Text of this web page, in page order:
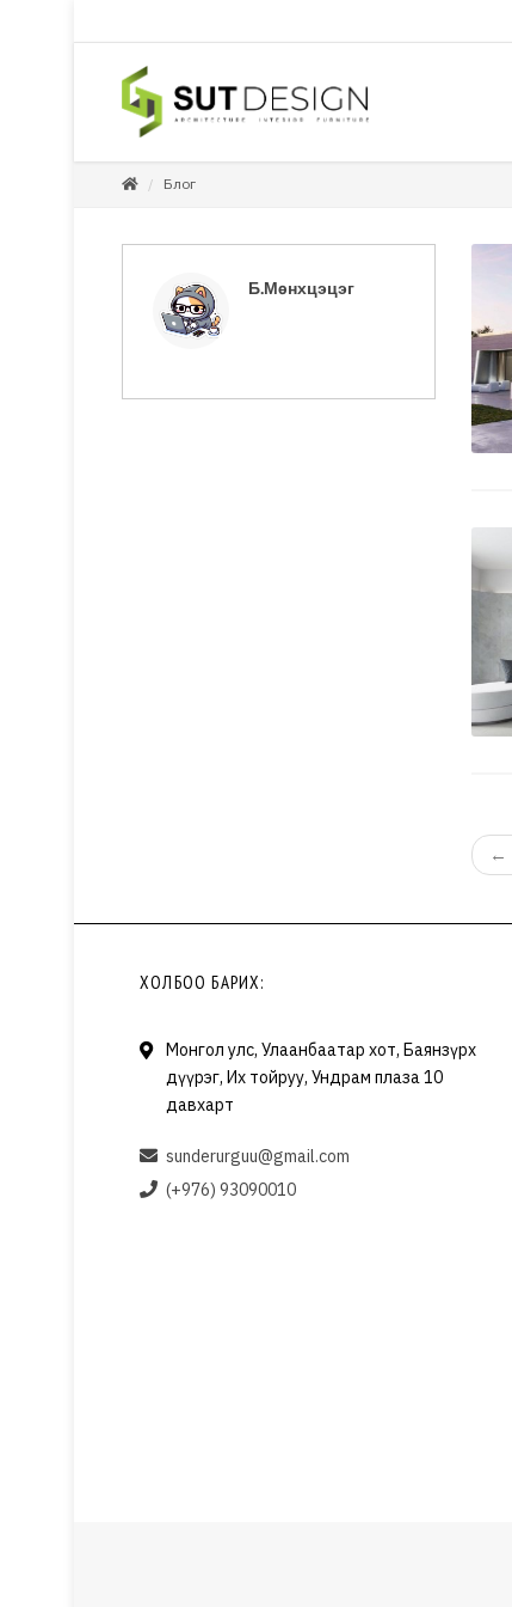
Блог
Б.Мөнхцэцэг
←
ХОЛБОО БАРИХ:
Монгол улс, Улаанбаатар хот, Баянзүрх
дүүрэг, Их тойруу, Ундрам плаза 10
давхарт
sunderurguu@gmail.com
(+976) 93090010